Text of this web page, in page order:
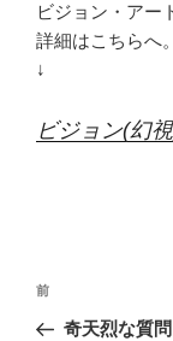
ビジョン・アー
詳細はこちらへ。
↓
ビジョン(幻
投
過
去
前
奇天烈な質問